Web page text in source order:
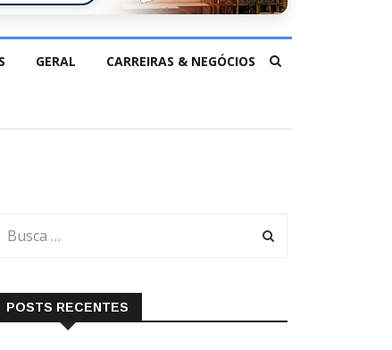
GERAL CARREIRAS & NEGÓCIOS
POSTS RECENTES